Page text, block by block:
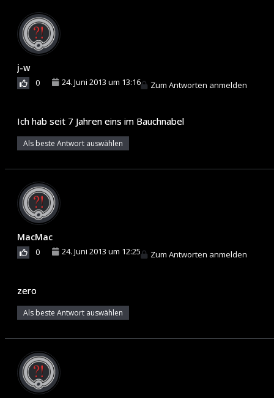
j-w
0 24. Juni 2013 um 13:16 Zum Antworten anmelden
Ich hab seit 7 Jahren eins im Bauchnabel
Als beste Antwort auswählen
MacMac
0 24. Juni 2013 um 12:25 Zum Antworten anmelden
zero
Als beste Antwort auswählen